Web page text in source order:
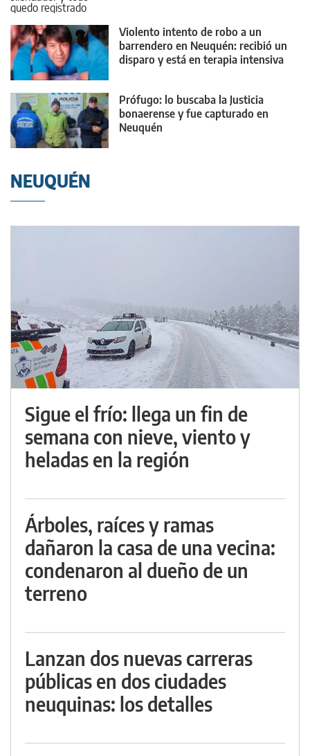
Violento intento de robo a un
barrendero en Neuquén: recibió un
disparo y está en terapia intensiva
Prófugo: lo buscaba la Justicia
bonaerense y fue capturado en
Neuquén
NEUQUÉN
Sigue el frío: llega un fin de
semana con nieve, viento y
heladas en la región
Árboles, raíces y ramas
dañaron la casa de una vecina:
condenaron al dueño de un
terreno
Lanzan dos nuevas carreras
públicas en dos ciudades
neuquinas: los detalles